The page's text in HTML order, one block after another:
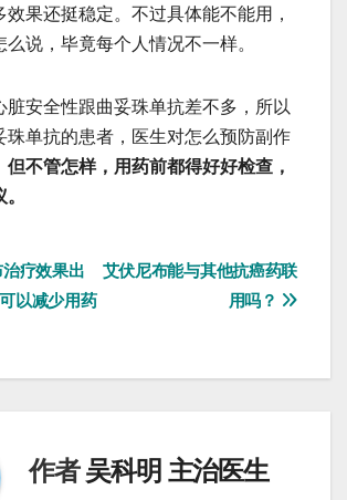
效果还挺稳定。不过具体能不能用，
说，毕竟每个人情况不一样。
安全性跟曲妥珠单抗差不多，所以
珠单抗的患者，医生对怎么预防副作
但不管怎样，用药前都得好好检查，
艾伏尼布能与其他抗癌药联
用吗？
疗效果出
以减少用药
作者吴科明 主治医生